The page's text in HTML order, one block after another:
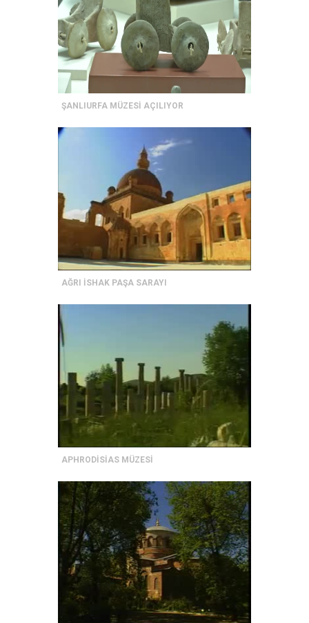
ŞANLIURFA MÜZESİ AÇILIYOR
AĞRI İSHAK PAŞA SARAYI
APHRODİSİAS MÜZESİ